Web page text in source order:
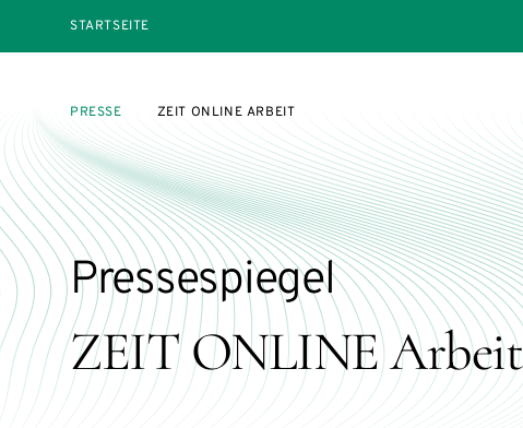
STARTSEITE
PRESSE ZEIT ONLINE ARBEIT
ZEIT ONLINE Arbeit
Pressespiegel